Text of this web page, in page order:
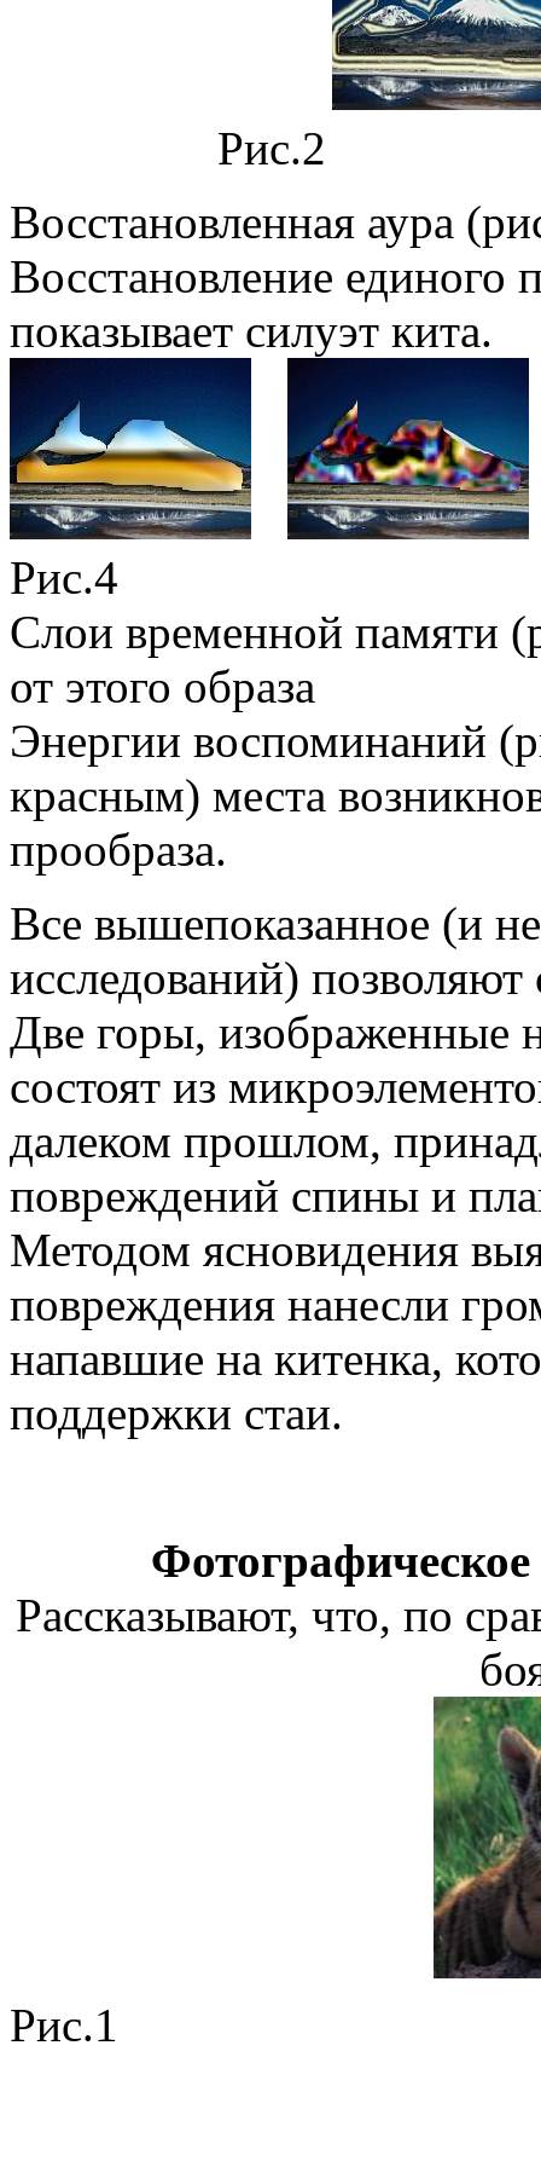
Восстановленная аура
Восстановление единого
показывает силуэт кита.
Рис.4
Слои временной памяти
от этого образа
Энергии воспоминаний
красным) места
прообраза.
Все вышепоказанное (и
исследований) позволяют
Две горы, изображенные
состоят из
далеком прошлом,
повреждений спины и
Методом ясновидения
повреждения нанесли
напавшие на китенка,
поддержки стаи.
Рассказывают, что, по
Рис.1